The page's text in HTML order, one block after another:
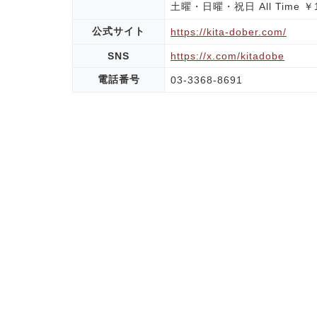
土曜・日曜・祝日 All Time
公式サイト https://kita-dober.com/
SNS https://x.com/kitadobe
電話番号 03-3368-8691